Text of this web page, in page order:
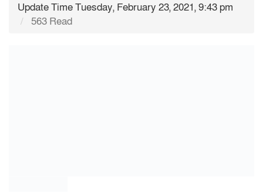
Update Time Tuesday, February 23, 2021, 9:43 pm
563 Read